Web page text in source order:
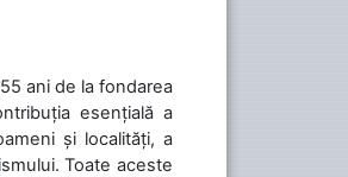
ani de la fondarea
esențială a
și localități, a
Toate aceste